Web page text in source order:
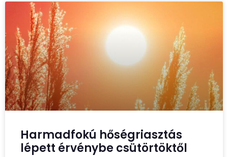
Harmadfokú hőségriasztás
lépett érvénybe csütörtöktől